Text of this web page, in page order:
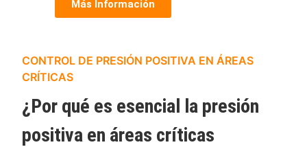
Más Información
CONTROL DE PRESIÓN POSITIVA EN ÁREAS
CRÍTICAS
¿Por qué es esencial la presión
positiva en áreas críticas